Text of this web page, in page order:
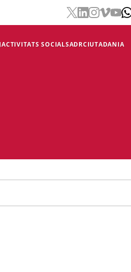
ACTIVITATS SOCIALSADRCIUTADANIA